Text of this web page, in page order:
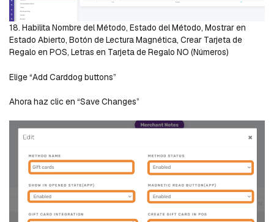
18. Habilita Nombre del Método, Estado del Método, Mostrar en
Estado Abierto, Botón de Lectura Magnética, Crear Tarjeta de
Regalo en POS, Letras en Tarjeta de Regalo NO (Números)
Elige “Add Carddog buttons”
Ahora haz clic en “Save Changes”